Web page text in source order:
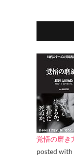
覚悟の磨き
posted with